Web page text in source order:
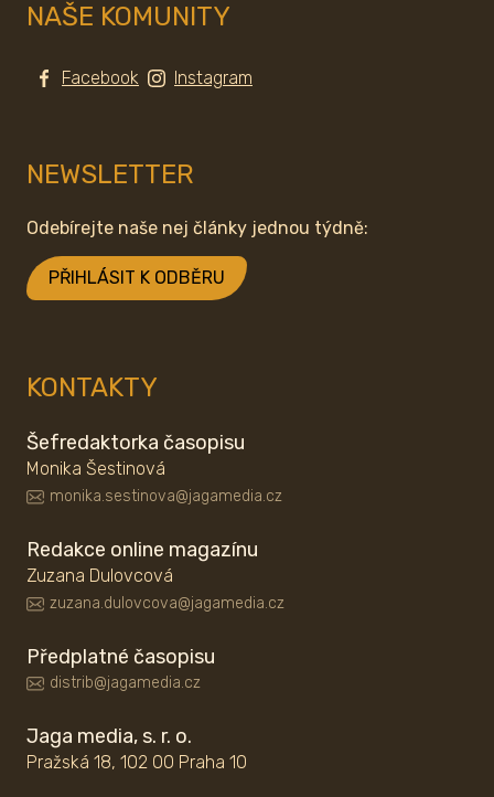
NAŠE KOMUNITY
Facebook Instagram
NEWSLETTER
Odebírejte naše nej články jednou týdně:
PŘIHLÁSIT K ODBĚRU
KONTAKTY
Šefredaktorka časopisu
Monika Šestinová
monika.sestinova@jagamedia.cz
Redakce online magazínu
Zuzana Dulovcová
zuzana.dulovcova@jagamedia.cz
Předplatné časopisu
distrib@jagamedia.cz
Jaga media, s. r. o.
Pražská 18, 102 00 Praha 10